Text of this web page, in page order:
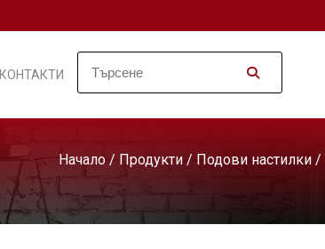
КОНТАКТИ
Начало / Продукти / Подови настилки /